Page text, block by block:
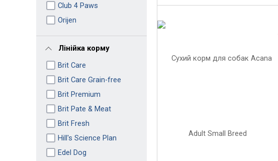
Club 4 Paws
Orijen
Лінійка корму
Brit Care
Brit Care Grain-free
Brit Premium
Brit Pate & Meat
Brit Fresh
Hill's Science Plan
Edel Dog